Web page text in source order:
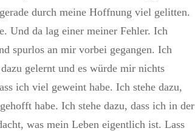
durch meine Hoffnung viel gelitten.
Und da lag einer meiner Fehler. Ich
spurlos an mir vorbei gegangen. Ich
gelernt und es würde mir nichts
ich viel geweint habe. Ich stehe dazu,
habe. Ich stehe dazu, dass ich in der
was mein Leben eigentlich ist. Lass